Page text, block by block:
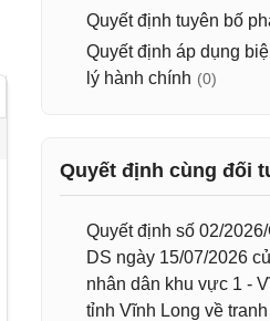
Quyết định tuyên bố
Quyết định áp dụng
lý hành chính (0)
Quyết định cùng đối
Quyết định số 02/
DS ngày 15/07/2026
nhân dân khu vực 1 -
tỉnh Vĩnh Long về